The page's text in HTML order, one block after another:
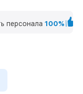
персонала 100%